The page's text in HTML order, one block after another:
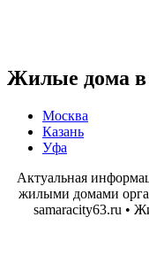
Жилые дома в
Москва
Казань
Уфа
Актуальная
жилыми домами
samaracity63.ru •